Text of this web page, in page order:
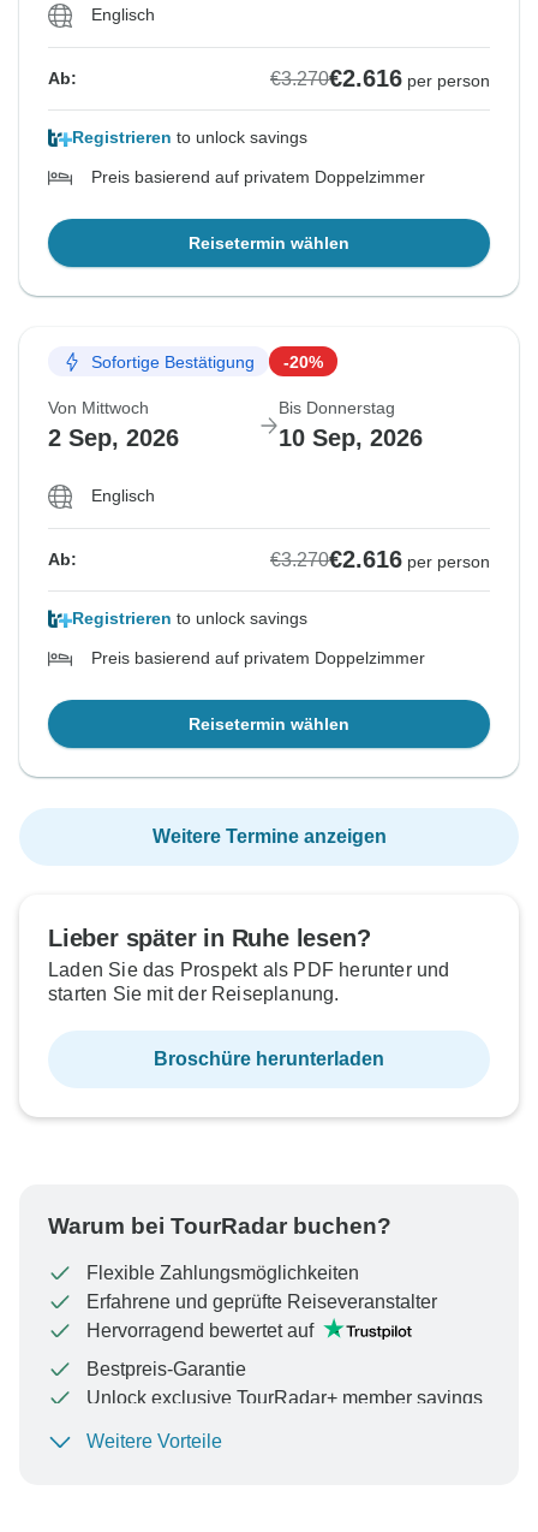
Englisch
Ab: €3.270€2.616 per person
Registrieren to unlock savings
Preis basierend auf privatem Doppelzimmer
Reisetermin wählen
Sofortige Bestätigung -20%
Von Mittwoch
2 Sep, 2026
Bis Donnerstag
10 Sep, 2026
Englisch
Ab: €3.270€2.616 per person
Registrieren to unlock savings
Preis basierend auf privatem Doppelzimmer
Reisetermin wählen
Weitere Termine anzeigen
Lieber später in Ruhe lesen?
Laden Sie das Prospekt als PDF herunter und
starten Sie mit der Reiseplanung.
Broschüre herunterladen
Warum bei TourRadar buchen?
Flexible Zahlungsmöglichkeiten
Erfahrene und geprüfte Reiseveranstalter
Hervorragend bewertet auf
Bestpreis-Garantie
Unlock exclusive TourRadar+ member savings
Um Ihre Zahlung zu schützen und sicherzustellen,
Weitere Vorteile